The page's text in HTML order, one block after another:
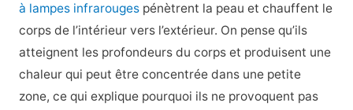
à lampes infrarougespénètrent la peau et chauffent le
corps de l’intérieur vers l’extérieur. On pense qu’ils
atteignent les profondeurs du corps et produisent une
chaleur qui peut être concentrée dans une petite
zone, ce qui explique pourquoi ils ne provoquent pas